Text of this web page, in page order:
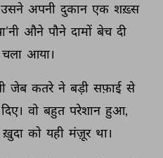
उसने अपनी दुकान एक शख़्स
औने पौने दामों बेच दी
चला आया।
जेब कतरे ने बड़ी सफ़ाई से
दिए। वो बहुत परेशान हुआ,
ख़ुदा को यही मंज़ूर था।